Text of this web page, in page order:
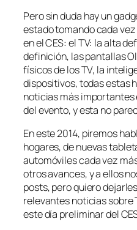
Pero sin duda hay un
estado tomando cada
en el CES: el TV: la alta
definición, las pantallas
físicos de los TV, la
dispositivos, todas estas
noticias más
del evento, y esta no
En este 2014, piremos
hogares, de nuevas
automóviles cada vez
otros avances, y a ellos
posts, pero quiero
relevantes noticias sobre
este día preliminar del